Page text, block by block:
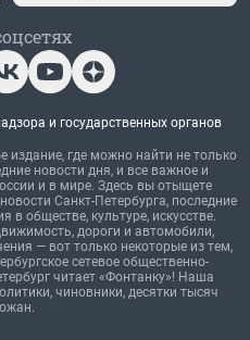
и государственных органов
издание, где можно найти не только
новости дня, и все важное и
и в мире. Здесь вы отыщете
Санкт-Петербурга, последние
в обществе, культуре, искусстве.
дороги и автомобили,
— вот только некоторые из тем,
сетевое общественно-
читает «Фонтанку»! Наша
чиновники, десятки тысяч